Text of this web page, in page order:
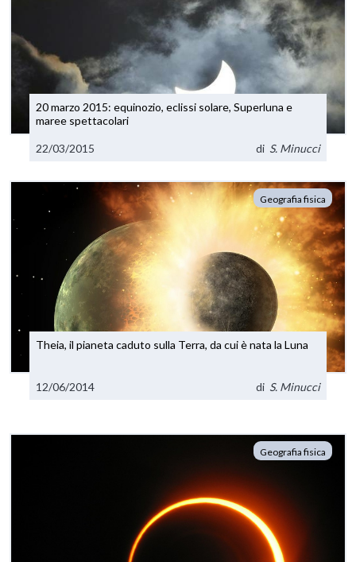
20 marzo 2015: equinozio, eclissi solare, Superluna e
maree spettacolari
22/03/2015 di S. Minucci
Geografia fisica
Theia, il pianeta caduto sulla Terra, da cui è nata la Luna
12/06/2014 di S. Minucci
Geografia fisica